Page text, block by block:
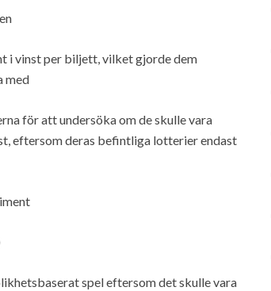
i vinst per biljett, vilket gjorde dem
med
för att undersöka om de skulle vara
eftersom deras befintliga lotterier endast
spel eftersom det skulle vara